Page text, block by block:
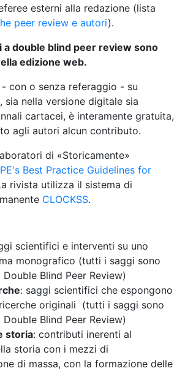
esterni alla redazione (lista
peer review e autori).
a double blind peer review sono
edizione web.
con o senza referaggio - su
sia nella versione digitale sia
cartacei, è interamente gratuita,
agli autori alcun contributo.
di «Storicamente»
Best Practice Guidelines for
rivista utilizza il sistema di
CLOCKSS.
scientifici e interventi su uno
monografico (tutti i saggi sono
Blind Peer Review)
: saggi scientifici che espongono
originali (tutti i saggi sono
Blind Peer Review)
storia: contributi inerenti al
storia con i mezzi di
di massa, con la formazione delle